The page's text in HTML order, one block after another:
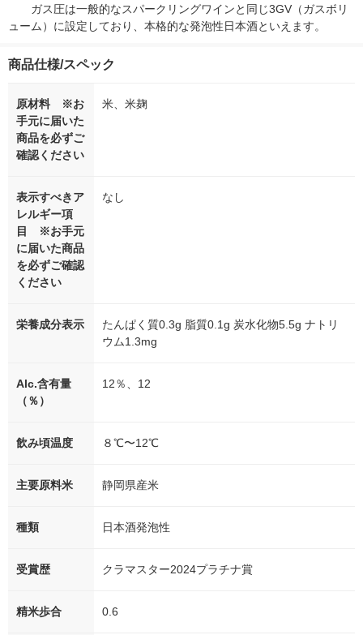
ガス圧は一般的なスパークリングワインと同じ3GV（ガスボリ
ューム）に設定しており、本格的な発泡性日本酒といえます。
商品仕様/スペック
原材料 ※お
手元に届いた
商品を必ずご
確認ください
米、米麹
表示すべきア
レルギー項
目 ※お手元
に届いた商品
を必ずご確認
ください
なし
栄養成分表示
たんぱく質0.3g 脂質0.1g 炭水化物5.5g ナトリ
ウム1.3mg
Alc.含有量
（％）
12％、12
飲み頃温度 ８℃〜12℃
主要原料米 静岡県産米
種類 日本酒発泡性
受賞歴 クラマスター2024プラチナ賞
精米歩合 0.6